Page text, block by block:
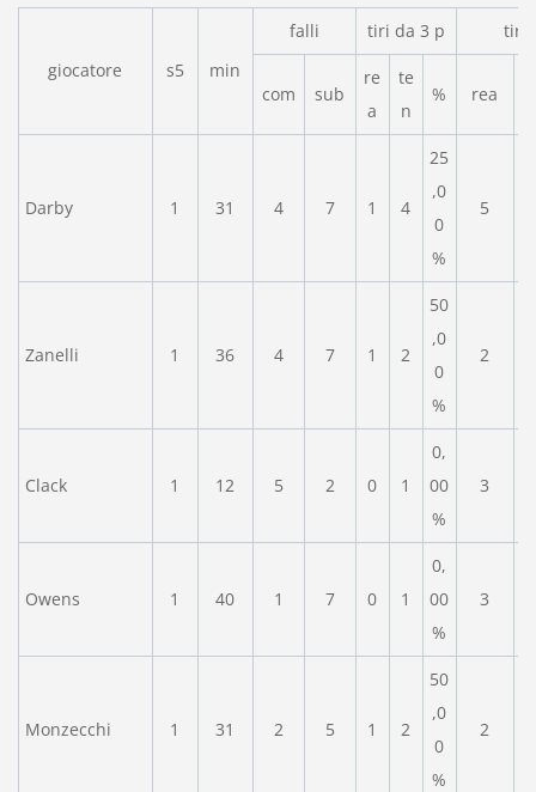
giocatore s5 min
falli tiri da 3 p tiri
com sub
re
a
te
n
% rea
Darby 1 31 4 7 1 4
25
,0
0
%
5
Zanelli 1 36 4 7 1 2
50
,0
0
%
2
Clack 1 12 5 2 0 1
0,
00
%
3
Owens 1 40 1 7 0 1
0,
00
%
3
Monzecchi 1 31 2 5 1 2
50
,0
0
%
2